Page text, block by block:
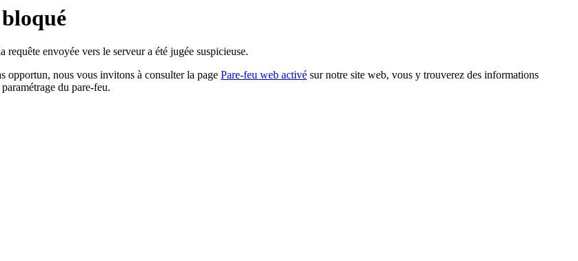
bloqué
envoyée vers le serveur a été jugée suspicieuse.
opportun, nous vous invitons à consulter la page Pare-feu web activé sur notre site web, vous y trouverez des informations
du pare-feu.